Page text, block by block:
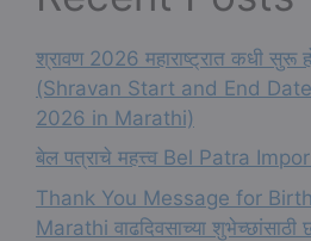
श्रावण 2026 महाराष्ट्रात कधी सुरू
(Shravan Start and End
2026 in Marathi)
बेल पत्राचे महत्त्व Bel Patra
Thank You Message for
Marathi वाढदिवसाच्या शुभेच्छांसाठी